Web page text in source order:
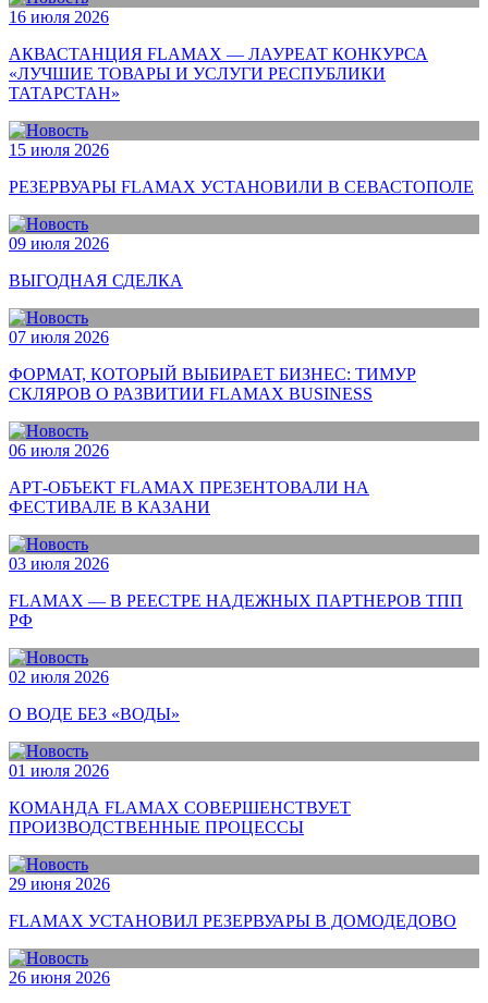
16 июля 2026
АКВАСТАНЦИЯ FLAMAX — ЛАУРЕАТ КОНКУРСА
«ЛУЧШИЕ ТОВАРЫ И УСЛУГИ РЕСПУБЛИКИ
ТАТАРСТАН»
15 июля 2026
РЕЗЕРВУАРЫ FLAMAX УСТАНОВИЛИ В СЕВАСТОПОЛЕ
09 июля 2026
ВЫГОДНАЯ СДЕЛКА
07 июля 2026
ФОРМАТ, КОТОРЫЙ ВЫБИРАЕТ БИЗНЕС: ТИМУР
СКЛЯРОВ О РАЗВИТИИ FLAMAX BUSINESS
06 июля 2026
АРТ-ОБЪЕКТ FLAMAX ПРЕЗЕНТОВАЛИ НА
ФЕСТИВАЛЕ В КАЗАНИ
03 июля 2026
FLAMAX — В РЕЕСТРЕ НАДЕЖНЫХ ПАРТНЕРОВ ТПП
РФ
02 июля 2026
О ВОДЕ БЕЗ «ВОДЫ»
01 июля 2026
КОМАНДА FLAMAX СОВЕРШЕНСТВУЕТ
ПРОИЗВОДСТВЕННЫЕ ПРОЦЕССЫ
29 июня 2026
FLAMAX УСТАНОВИЛ РЕЗЕРВУАРЫ В ДОМОДЕДОВО
26 июня 2026